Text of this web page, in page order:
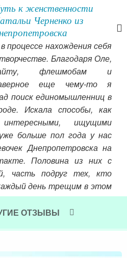
к женственности
Черненко из
процессе нахождения себя
Благодаря Оле,
флешмобам и
еще чему-то я
поиск единомышленниц в
Искала способы, как
ищущими
больше пол года у нас
Днепропетровска на
Половина из них с
часть подруг тех, кто
день трещим в этом
то собираемся. Иногда
ОТЗЫВЫ